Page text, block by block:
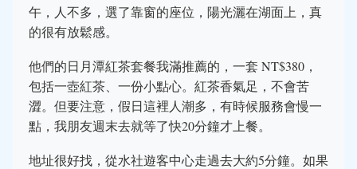
午，人不多，選了靠窗的座位，陽光灑在湖面上，真
的很有放鬆感。
他們的日月潭紅茶套餐我滿推薦的，一套 NT$380，
包括一壺紅茶、一份小點心。紅茶香氣足，不會苦
澀。但要注意，假日這裡人潮多，有時候服務會慢一
點，我朋友週末去就等了快20分鐘才上餐。
地址很好找，從水社遊客中心走過去大約5分鐘。如果